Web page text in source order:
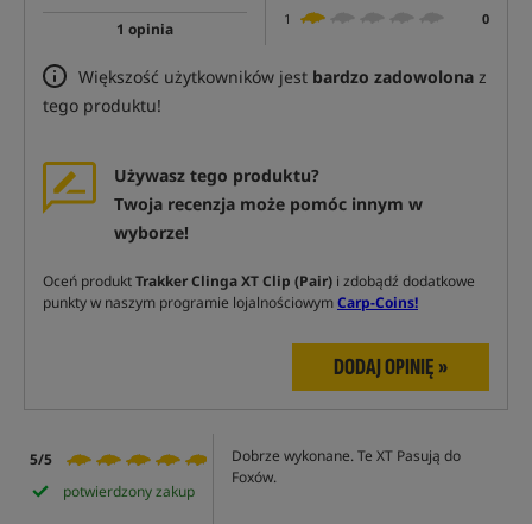
1 opinia
1
0
Większość użytkowników jest bardzo zadowolona z
tego produktu!
Używasz tego produktu?
Twoja recenzja może pomóc innym w
wyborze!
Oceń produktTrakker Clinga XT Clip (Pair) i zdobądź dodatkowe
punkty w naszym programie lojalnościowymCarp-Coins!
DODAJ OPINIĘ »
5/5
potwierdzony zakup
Dobrze wykonane. Te XT Pasują do
Foxów.